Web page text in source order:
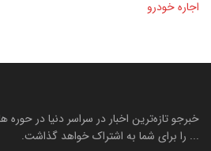
اجاره خودرو
خبرجو تازه‌ترین اخبار در سراسر دنیا در
... را برای شما به اشتراک خواهد گذاشت.